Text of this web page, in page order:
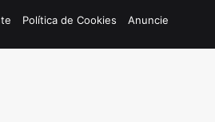
Política de Cookies Anuncie